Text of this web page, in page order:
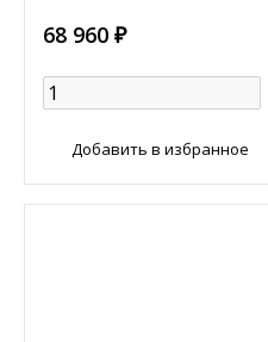
68 960 ₽
Добавить в избранное